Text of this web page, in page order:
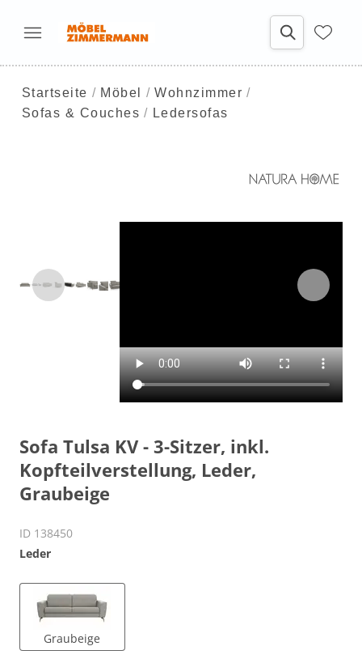
Startseite Möbel
Wohnzimmer
Sofas & Couches
Ledersofas
Sofa Tulsa KV - 3-Sitzer, inkl.
Kopfteilverstellung, Leder,
Graubeige
ID 138450
Leder
Graubeige